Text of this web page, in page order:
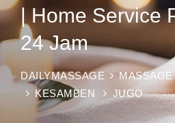
| Home Service
24 Jam
DAILYMASSAGE
KESAMBEN
JUGO